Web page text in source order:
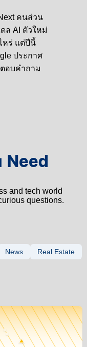
คนส่วน
ล AI ตัวใหม่
หร่ แต่ปีนี้
ประกาศ
อบคำถาม
Need
and tech world
questions.
News
Real Estate